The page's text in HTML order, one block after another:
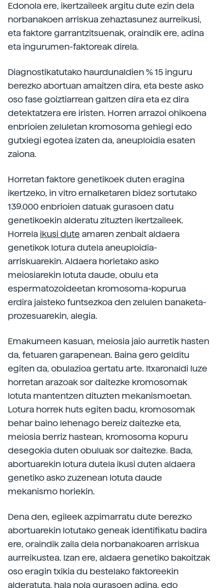
Edonola ere, ikertzaileek argitu dute ezin dela
norbanakoen arriskua zehaztasunez aurreikusi,
eta faktore garrantzitsuenak, oraindik ere, adina
eta ingurumen-faktoreak direla.
Diagnostikatutako haurdunaldien % 15 inguru
berezko abortuan amaitzen dira, eta beste asko
oso fase goiztiarrean galtzen dira eta ez dira
detektatzera ere iristen. Horren arrazoi ohikoena
enbrioien zeluletan kromosoma gehiegi edo
gutxiegi egotea izaten da, aneuploidia esaten
zaiona.
Horretan faktore genetikoek duten eragina
ikertzeko, in vitro ernalketaren bidez sortutako
139.000 enbrioien datuak gurasoen datu
genetikoekin alderatu zituzten ikertzaileek.
Horrela ikusi dute amaren zenbait aldaera
genetikok lotura dutela aneuploidia-
arriskuarekin. Aldaera horietako asko
meiosiarekin lotuta daude, obulu eta
espermatozoideetan kromosoma-kopurua
erdira jaisteko funtsezkoa den zelulen banaketa-
prozesuarekin, alegia.
Emakumeen kasuan, meiosia jaio aurretik hasten
da, fetuaren garapenean. Baina gero gelditu
egiten da, obulazioa gertatu arte. Itxaronaldi luze
horretan arazoak sor daitezke kromosomak
lotuta mantentzen dituzten mekanismoetan.
Lotura horrek huts egiten badu, kromosomak
behar baino lehenago bereiz daitezke eta,
meiosia berriz hastean, kromosoma kopuru
desegokia duten obuluak sor daitezke. Bada,
abortuarekin lotura dutela ikusi duten aldaera
genetiko asko zuzenean lotuta daude
mekanismo horiekin.
Dena den, egileek azpimarratu dute berezko
abortuarekin lotutako geneak identifikatu badira
ere, oraindik zaila dela norbanakoaren arriskua
aurreikustea. Izan ere, aldaera genetiko bakoitzak
oso eragin txikia du bestelako faktoreekin
alderatuta, hala nola gurasoen adina, edo